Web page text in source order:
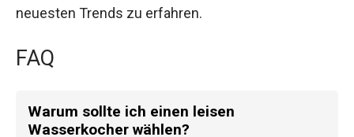
neuesten Trends zu erfahren.
FAQ
Warum sollte ich einen leisen
Wasserkocher wählen?